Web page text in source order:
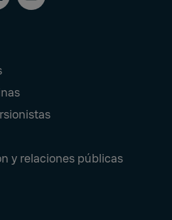
y relaciones públicas